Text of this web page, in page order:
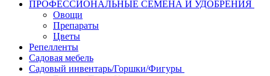
ПРОФЕССИОНАЛЬНЫЕ СЕМЕНА И УДОБРЕНИЯ
Овощи
Препараты
Цветы
Репелленты
Садовая мебель
Садовый инвентарь/Горшки/Фигуры